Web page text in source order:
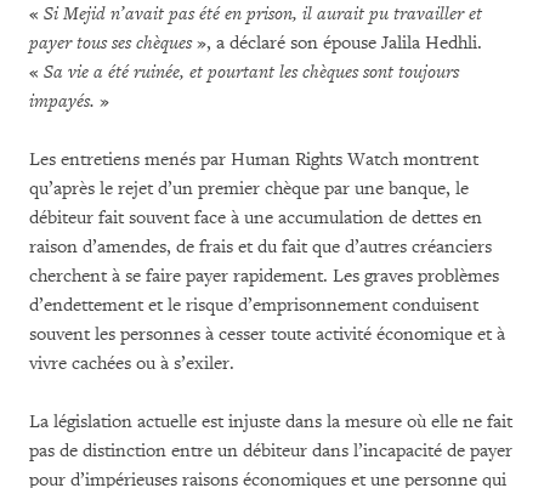
« Si Mejid n’avait pas été en prison, il aurait pu travailler et
payer tous ses chèques», a déclaré son épouse Jalila Hedhli.
« Sa vie a été ruinée, et pourtant les chèques sont toujours
impayés. »
Les entretiens menés par Human Rights Watch montrent
qu’après le rejet d’un premier chèque par une banque, le
débiteur fait souvent face à une accumulation de dettes en
raison d’amendes, de frais et du fait que d’autres créanciers
cherchent à se faire payer rapidement. Les graves problèmes
d’endettement et le risque d’emprisonnement conduisent
souvent les personnes à cesser toute activité économique et à
vivre cachées ou à s’exiler.
La législation actuelle est injuste dans la mesure où elle ne fait
pas de distinction entre un débiteur dans l’incapacité de payer
pour d’impérieuses raisons économiques et une personne qui